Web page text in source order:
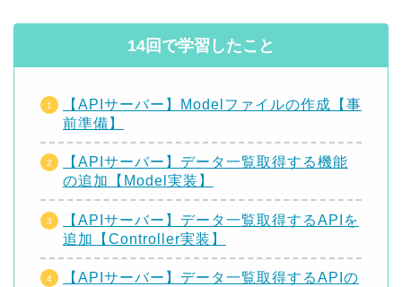
14回で学習したこと
【APIサーバー】Modelファイルの作成【事
前準備】
【APIサーバー】データ一覧取得する機能
の追加【Model実装】
【APIサーバー】データ一覧取得するAPIを
追加【Controller実装】
【APIサーバー】データ一覧取得するAPIの